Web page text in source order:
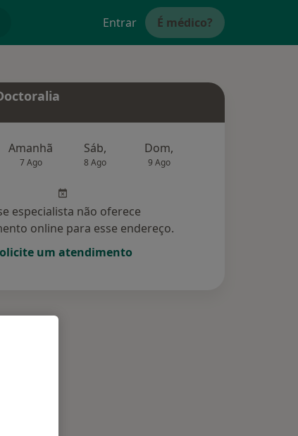
Entrar É médico?
Amanhã
7 Ago
Sáb,
8 Ago
Dom,
9 Ago
especialista não oferece
online para esse endereço.
um atendimento